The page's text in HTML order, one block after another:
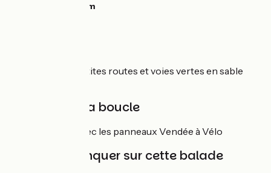
0m
Alternance de petites routes et voies vertes en sable
Balisage de la boucle
Boucle balisée avec les panneaux Vendée à Vélo
À ne pas manquer sur cette balade